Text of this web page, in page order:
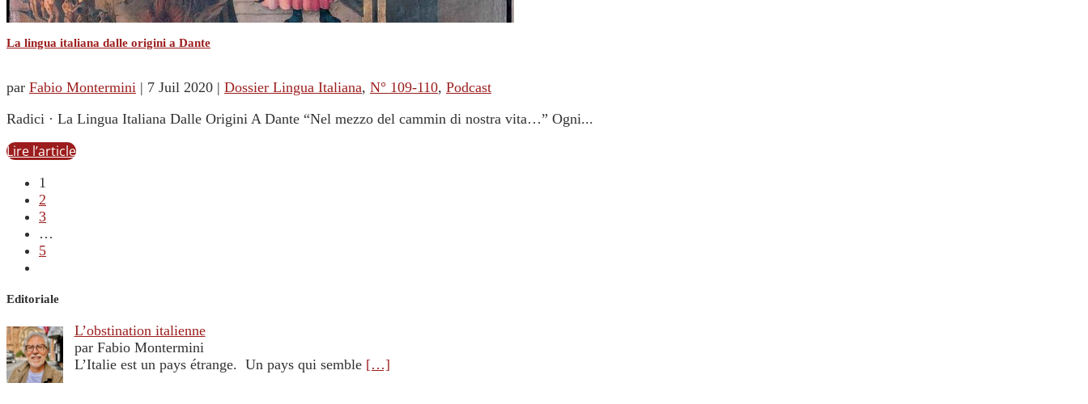
La lingua italiana dalle origini a Dante
par Fabio Montermini | 7 Juil 2020 | Dossier Lingua Italiana, N° 109-110, Podcast
Radici · La Lingua Italiana Dalle Origini A Dante “Nel mezzo del cammin di nostra vita…” Ogni...
Lire l’article
1
2
3
…
5
Editoriale
L’obstination italienne
par Fabio Montermini
L’Italie est un pays étrange. Un pays qui semble […]